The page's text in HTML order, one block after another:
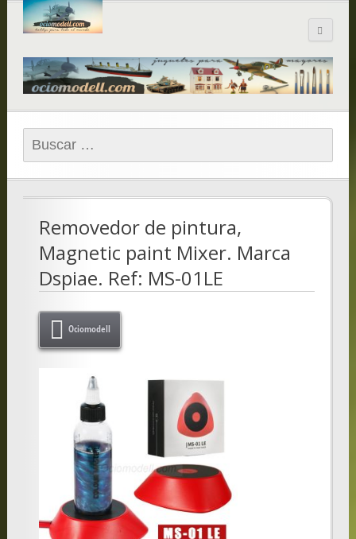
ociomodell.com
Buscar:
Removedor de pintura,
Magnetic paint Mixer. Marca
Dspiae. Ref: MS-01LE
Ociomodell